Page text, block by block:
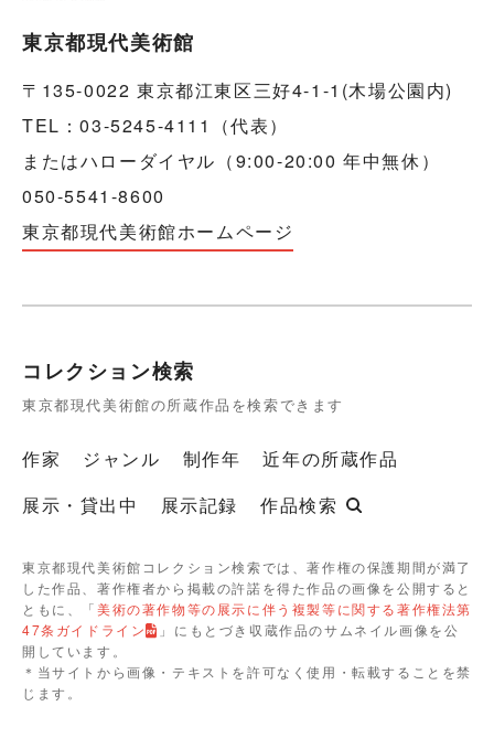
東京都現代美術館
〒135-0022 東京都江東区三好4-1-1(木場公園内)
TEL：03-5245-4111（代表）
またはハローダイヤル（9:00-20:00 年中無休）
050-5541-8600
東京都現代美術館ホームページ
コレクション検索
東京都現代美術館の所蔵作品を検索できます
作家 ジャンル 制作年
近年の所蔵作品
展示・貸出中
展示記録 作品検索
東京都現代美術館コレクション検索では、著作権の保護期間が満了
した作品、著作権者から掲載の許諾を得た作品の画像を公開すると
ともに、「美術の著作物等の展示に伴う複製等に関する著作権法第
47条ガイドライン
」にもとづき収蔵作品のサムネイル画像を公
開しています。
＊当サイトから画像・テキストを許可なく使用・転載することを禁
じます。